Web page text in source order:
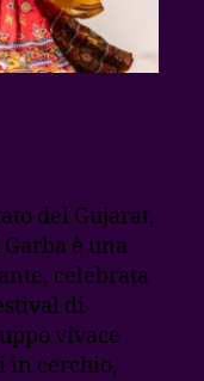
del Gujarat,
è una
celebrata
di
vivace
in cerchio,